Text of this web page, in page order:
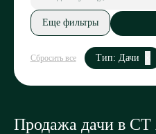
Еще фильтры
Сбросить все Тип: Дачи
Продажа дачи в СТ